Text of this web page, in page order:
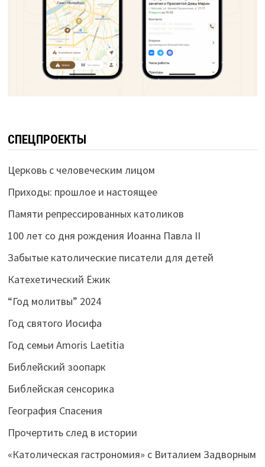
СПЕЦПРОЕКТЫ
Церковь с человеческим лицом
Приходы: прошлое и настоящее
Памяти репрессированных католиков
100 лет со дня рождения Иоанна Павла II
Забытые католические писатели для детей
Катехетический Ёжик
“Год молитвы” 2024
Год святого Иосифа
Год семьи Amoris Laetitia
Библейский зоопарк
Библейская сенсорика
География Спасения
Прочертить след в истории
«Католическая гастрономия» с Виталием Задворным